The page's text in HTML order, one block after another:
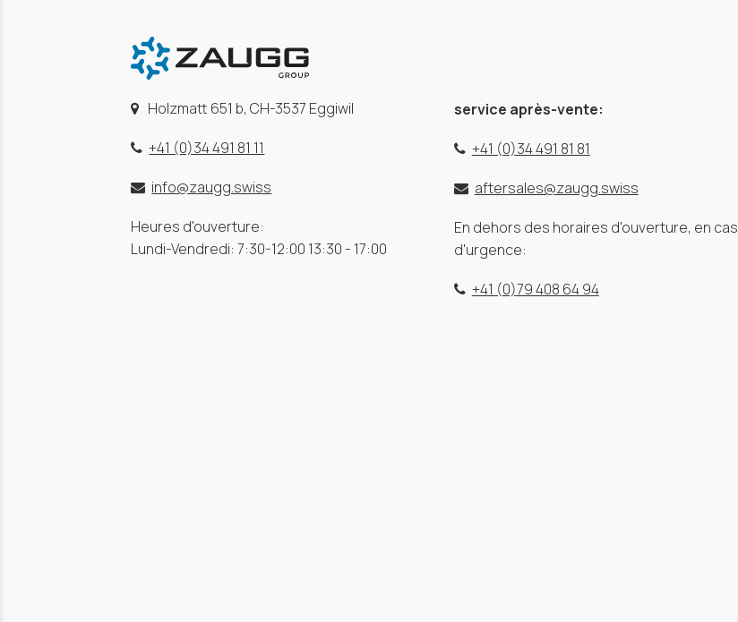
Holzmatt 651 b, CH-3537 Eggiwil
+41 (0)34 491 81 11
info@zaugg.swiss
Heures d'ouverture:
Lundi-Vendredi: 7:30-12:00 13:30 - 17:00
service après-vente:
+41 (0)34 491 81 81
aftersales@zaugg.swiss
En dehors des horaires d'ouverture, en cas
d'urgence:
+41 (0)79 408 64 94